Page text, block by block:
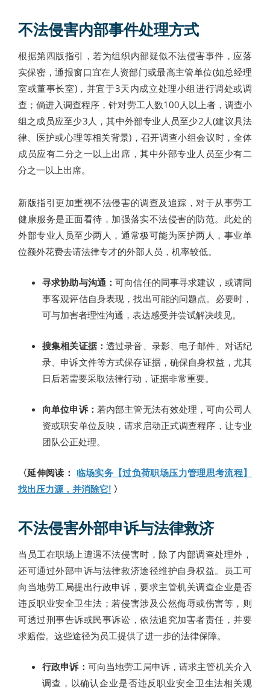
不法侵害内部事件处理方式
根据第四版指引，若为组织内部疑似不法侵害事件，应落
实保密，通报窗口宜在人资部门或最高主管单位(如总经理
室或董事长室)，并宜于3天内成立处理小组进行调处或调
查；倘进入调查程序，针对劳工人数100人以上者，调查小
组之成员应至少3人，其中外部专业人员至少2人(建议具法
律、医护或心理等相关背景)，召开调查小组会议时，全体
成员应有二分之一以上出席，其中外部专业人员至少有二
分之一以上出席。
新版指引更加重视不法侵害的调查及追踪，对于从事劳工
健康服务是正面看待，加强落实不法侵害的防范。此处的
外部专业人员至少两人，通常极可能为医护两人，事业单
位额外花费去请法律专才的外部人员，机率较低。
寻求协助与沟通：可向信任的同事寻求建议，或请同
事客观评估自身表现，找出可能的问题点。必要时，
可与加害者理性沟通，表达感受并尝试解决歧见。
搜集相关证据： 透过录音、录影、电子邮件、对话纪
录、申诉文件等方式保存证据，确保自身权益，尤其
日后若需要采取法律行动，证据非常重要。
向单位申诉： 若内部主管无法有效处理，可向公司人
资或职安单位反映，请求启动正式调查程序，让专业
团队公正处理。
〈延伸阅读： 临场实务【过负荷职场压力管理思考流程】
找出压力源，并消除它! 〉
不法侵害外部申诉与法律救济
当员工在职场上遭遇不法侵害时，除了内部调查处理外，
还可通过外部申诉与法律救济途径维护自身权益。员工可
向当地劳工局提出行政申诉，要求主管机关调查企业是否
违反职业安全卫生法；若侵害涉及公然侮辱或伤害等，则
可透过刑事告诉或民事诉讼，依法追究加害者责任，并要
求赔偿。这些途径为员工提供了进一步的法律保障。
行政申诉： 可向当地劳工局申诉，请求主管机关介入
调查，以确认企业是否违反职业安全卫生法相关规